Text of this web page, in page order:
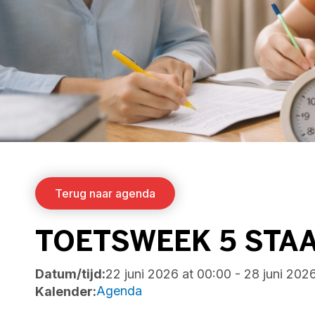
Terug naar agenda
TOETSWEEK 5
Datum/tijd:22 juni 2026 at 00:00 - 28 juni
Kalender:Agenda